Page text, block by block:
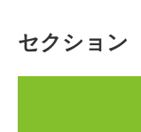
セクション